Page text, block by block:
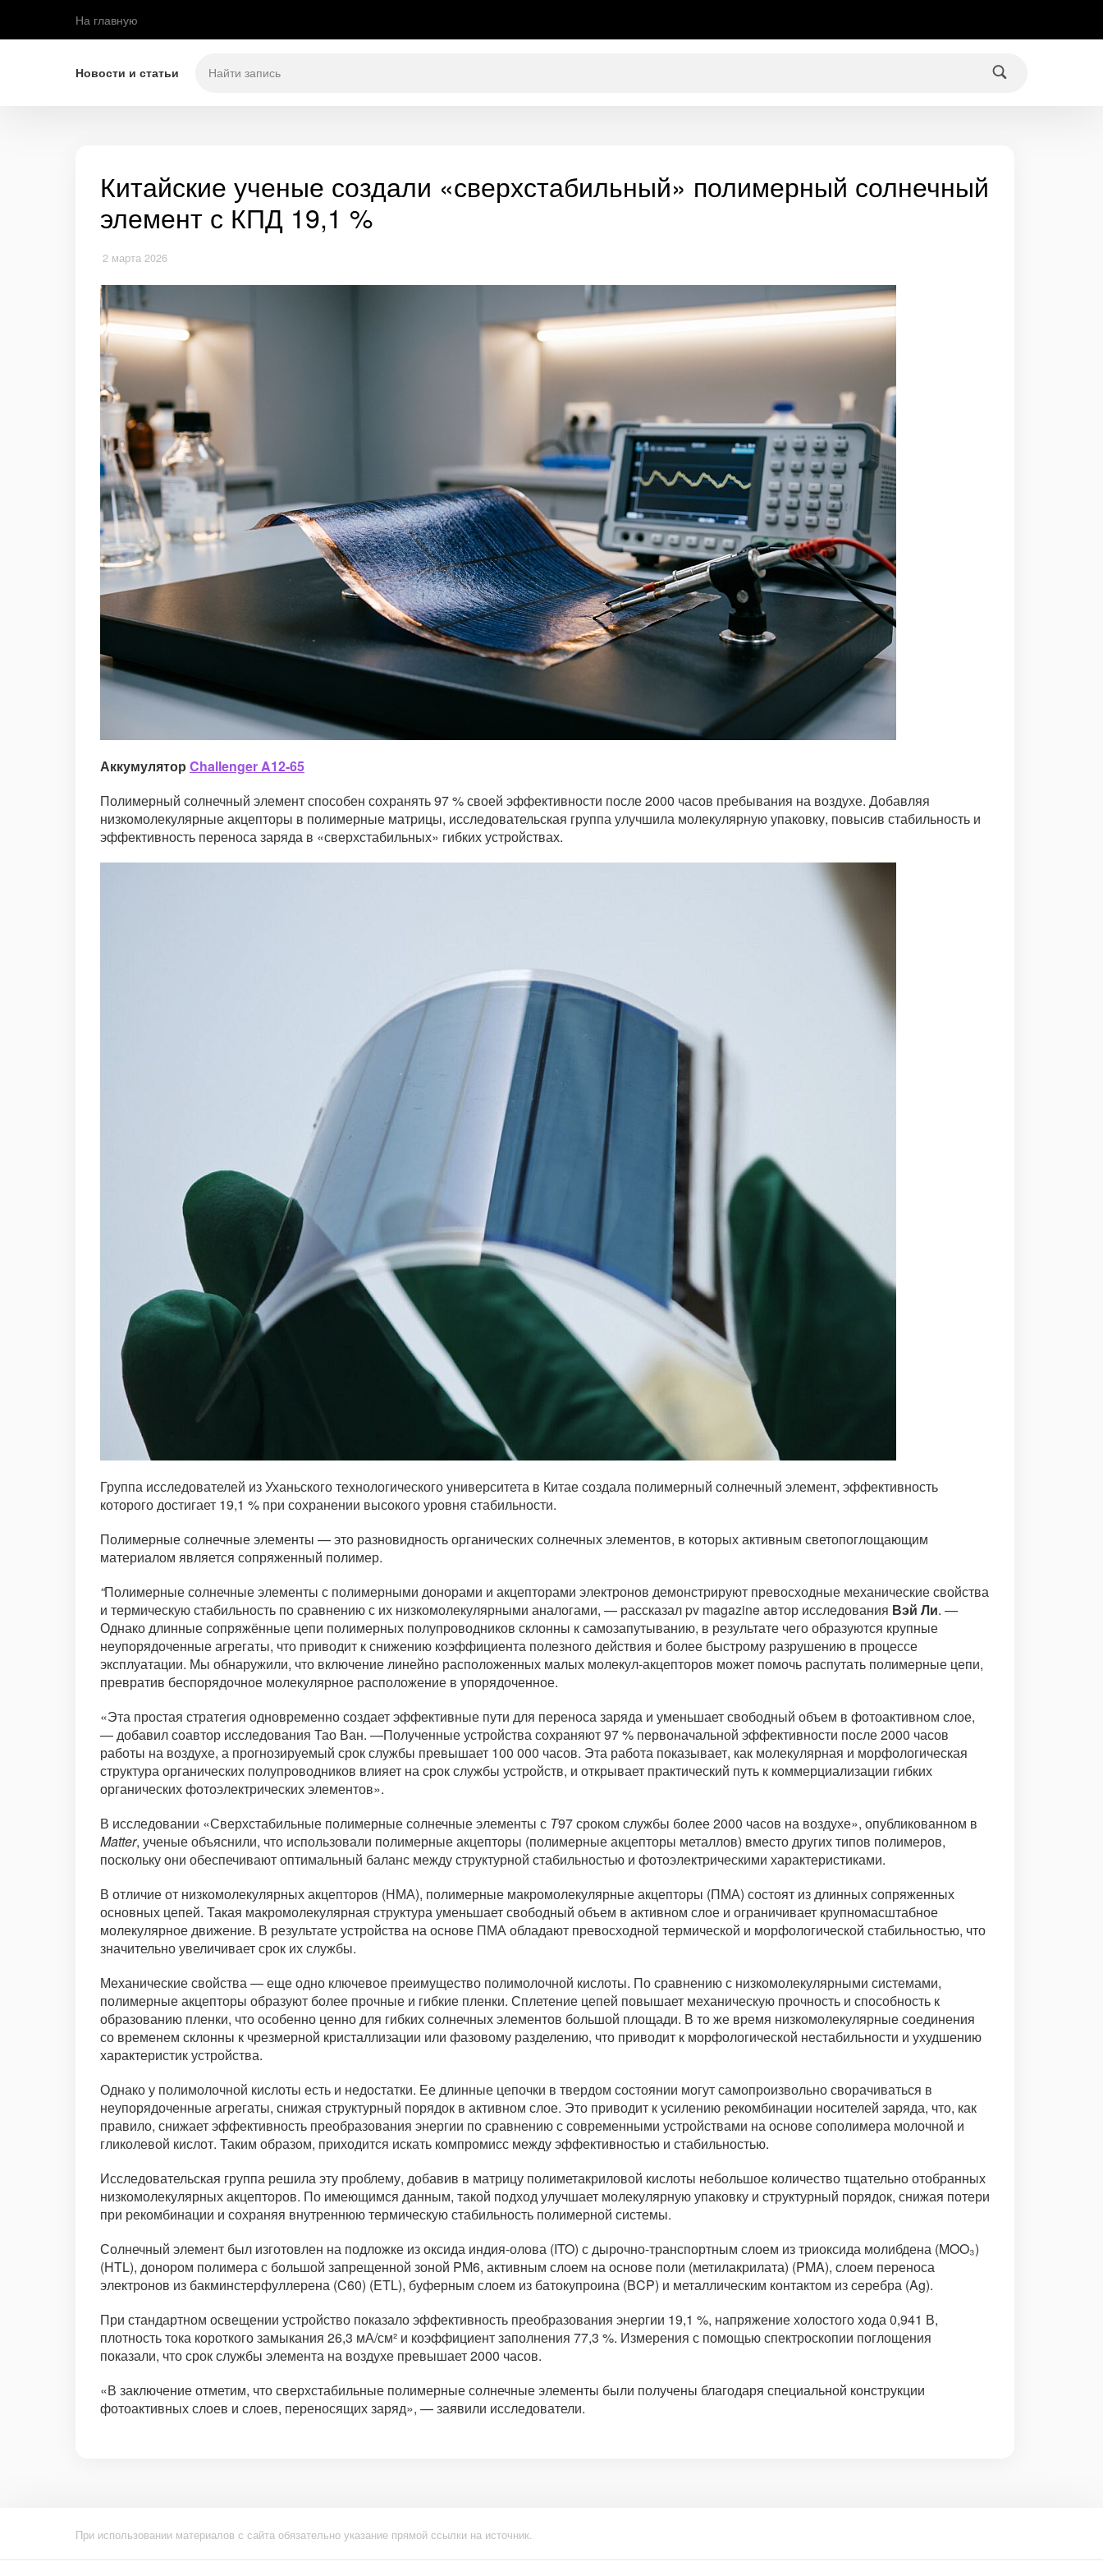
На главную
Новости и статьи
Китайские ученые создали «сверхстабильный» полимерный солнечный
элемент с КПД 19,1 %
2 марта 2026
Аккумулятор Challenger A12-65
Полимерный солнечный элемент способен сохранять 97 % своей эффективности после 2000 часов пребывания на воздухе. Добавляя
низкомолекулярные акцепторы в полимерные матрицы, исследовательская группа улучшила молекулярную упаковку, повысив стабильность и
эффективность переноса заряда в «сверхстабильных» гибких устройствах.
Группа исследователей из Уханьского технологического университета в Китае создала полимерный солнечный элемент, эффективность
которого достигает 19,1 % при сохранении высокого уровня стабильности.
Полимерные солнечные элементы — это разновидность органических солнечных элементов, в которых активным светопоглощающим
материалом является сопряженный полимер.
“Полимерные солнечные элементы с полимерными донорами и акцепторами электронов демонстрируют превосходные механические свойства
и термическую стабильность по сравнению с их низкомолекулярными аналогами, — рассказал pv magazine автор исследования Вэй Ли. —
Однако длинные сопряжённые цепи полимерных полупроводников склонны к самозапутыванию, в результате чего образуются крупные
неупорядоченные агрегаты, что приводит к снижению коэффициента полезного действия и более быстрому разрушению в процессе
эксплуатации. Мы обнаружили, что включение линейно расположенных малых молекул-акцепторов может помочь распутать полимерные цепи,
превратив беспорядочное молекулярное расположение в упорядоченное.
«Эта простая стратегия одновременно создает эффективные пути для переноса заряда и уменьшает свободный объем в фотоактивном слое,
— добавил соавтор исследования Тао Ван. —Полученные устройства сохраняют 97 % первоначальной эффективности после 2000 часов
работы на воздухе, а прогнозируемый срок службы превышает 100 000 часов. Эта работа показывает, как молекулярная и морфологическая
структура органических полупроводников влияет на срок службы устройств, и открывает практический путь к коммерциализации гибких
органических фотоэлектрических элементов».
В исследовании «Сверхстабильные полимерные солнечные элементы с T97 сроком службы более 2000 часов на воздухе», опубликованном в
Matter, ученые объяснили, что использовали полимерные акцепторы (полимерные акцепторы металлов) вместо других типов полимеров,
поскольку они обеспечивают оптимальный баланс между структурной стабильностью и фотоэлектрическими характеристиками.
В отличие от низкомолекулярных акцепторов (НМА), полимерные макромолекулярные акцепторы (ПМА) состоят из длинных сопряженных
основных цепей. Такая макромолекулярная структура уменьшает свободный объем в активном слое и ограничивает крупномасштабное
молекулярное движение. В результате устройства на основе ПМА обладают превосходной термической и морфологической стабильностью, что
значительно увеличивает срок их службы.
Механические свойства — еще одно ключевое преимущество полимолочной кислоты. По сравнению с низкомолекулярными системами,
полимерные акцепторы образуют более прочные и гибкие пленки. Сплетение цепей повышает механическую прочность и способность к
образованию пленки, что особенно ценно для гибких солнечных элементов большой площади. В то же время низкомолекулярные соединения
со временем склонны к чрезмерной кристаллизации или фазовому разделению, что приводит к морфологической нестабильности и ухудшению
характеристик устройства.
Однако у полимолочной кислоты есть и недостатки. Ее длинные цепочки в твердом состоянии могут самопроизвольно сворачиваться в
неупорядоченные агрегаты, снижая структурный порядок в активном слое. Это приводит к усилению рекомбинации носителей заряда, что, как
правило, снижает эффективность преобразования энергии по сравнению с современными устройствами на основе сополимера молочной и
гликолевой кислот. Таким образом, приходится искать компромисс между эффективностью и стабильностью.
Исследовательская группа решила эту проблему, добавив в матрицу полиметакриловой кислоты небольшое количество тщательно отобранных
низкомолекулярных акцепторов. По имеющимся данным, такой подход улучшает молекулярную упаковку и структурный порядок, снижая потери
при рекомбинации и сохраняя внутреннюю термическую стабильность полимерной системы.
Солнечный элемент был изготовлен на подложке из оксида индия-олова (ITO) с дырочно-транспортным слоем из триоксида молибдена (MOO₃)
(HTL), донором полимера с большой запрещенной зоной PM6, активным слоем на основе поли (метилакрилата) (PMA), слоем переноса
электронов из бакминстерфуллерена (C60) (ETL), буферным слоем из батокупроина (BCP) и металлическим контактом из серебра (Ag).
При стандартном освещении устройство показало эффективность преобразования энергии 19,1 %, напряжение холостого хода 0,941 В,
плотность тока короткого замыкания 26,3 мА/см² и коэффициент заполнения 77,3 %. Измерения с помощью спектроскопии поглощения
показали, что срок службы элемента на воздухе превышает 2000 часов.
«В заключение отметим, что сверхстабильные полимерные солнечные элементы были получены благодаря специальной конструкции
фотоактивных слоев и слоев, переносящих заряд», — заявили исследователи.
При использовании материалов с сайта обязательно указание прямой ссылки на источник.